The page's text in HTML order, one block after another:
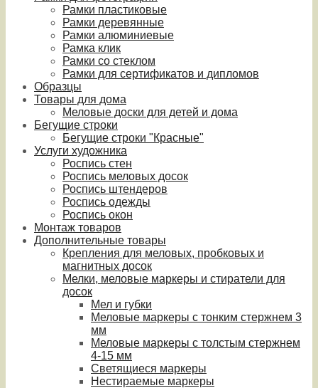
Рамки пластиковые
Рамки деревянные
Рамки алюминиевые
Рамка клик
Рамки со стеклом
Рамки для сертификатов и дипломов
Образцы
Товары для дома
Меловые доски для детей и дома
Бегущие строки
Бегущие строки "Красные"
Услуги художника
Роспись стен
Роспись меловых досок
Роспись штендеров
Роспись одежды
Роспись окон
Монтаж товаров
Дополнительные товары
Крепления для меловых, пробковых и
магнитных досок
Мелки, меловые маркеры и стиратели для
досок
Мел и губки
Меловые маркеры с тонким стержнем 3
мм
Меловые маркеры с толстым стержнем
4-15 мм
Светящиеся маркеры
Нестираемые маркеры